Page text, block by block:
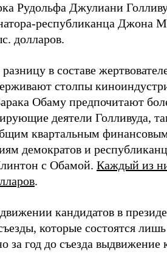
Рудольфа Джулиани
республиканца Джона
долларов.
в составе
столпы
Обаму предпочитают
деятели Голливуда,
квартальным
демократов и
с Обамой. Каждый из
.
кандидатов в
которые состоятся лишь
за год до съезда выдвижение